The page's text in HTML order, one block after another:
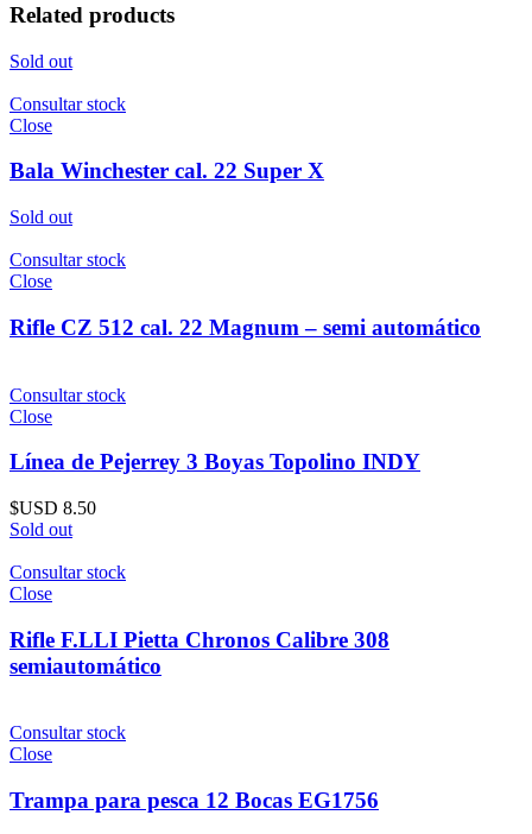
Related products
Sold out
Consultar stock
Close
Bala Winchester cal. 22 Super X
Sold out
Consultar stock
Close
Rifle CZ 512 cal. 22 Magnum – semi automático
Consultar stock
Close
Línea de Pejerrey 3 Boyas Topolino INDY
$USD 8.50
Sold out
Consultar stock
Close
Rifle F.LLI Pietta Chronos Calibre 308
semiautomático
Consultar stock
Close
Trampa para pesca 12 Bocas EG1756